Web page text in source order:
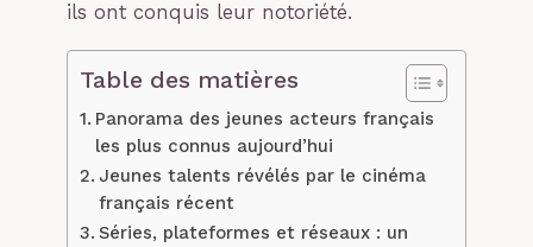
ils ont conquis leur notoriété.
Table des matières
Panorama des jeunes acteurs français
les plus connus aujourd’hui
Jeunes talents révélés par le cinéma
français récent
Séries, plateformes et réseaux : un